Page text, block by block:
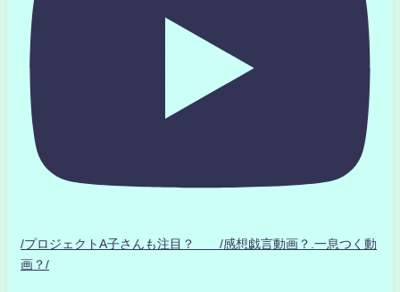
/プロジェクトA子さんも注目？ /感想戯言動画？.一息つく動
画？/